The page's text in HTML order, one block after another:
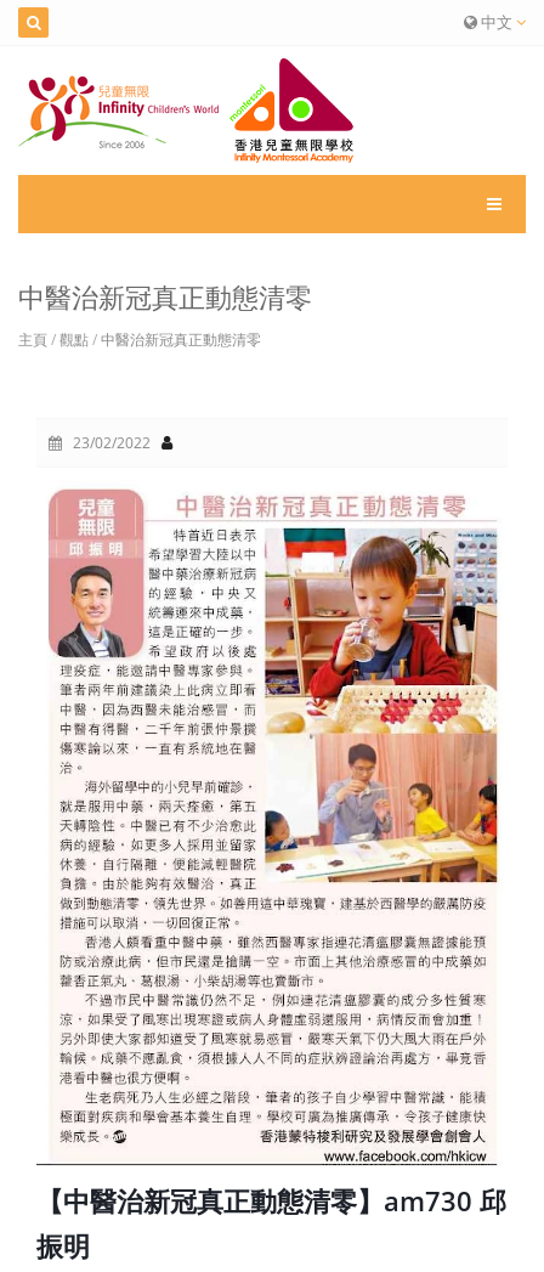
中文
中醫治新冠真正動態清零
主頁/觀點/中醫治新冠真正動態清零
23/02/2022
【中醫治新冠真正動態清零】am730 邱
振明